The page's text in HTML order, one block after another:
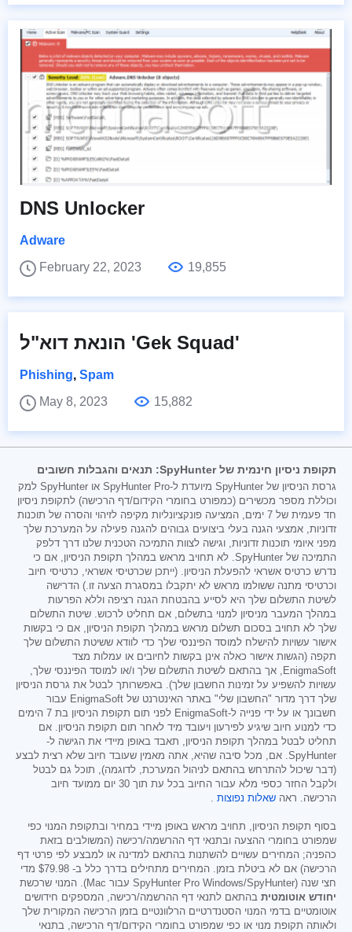
DNS Unlocker
Adware
February 22, 2023
19,855
הונאת דוא"ל 'Gek Squad'
Phishing, Spam
May 8, 2023
15,882
תקופת ניסיון חינמית של SpyHunter: תנאים והגבלות חשובים
גרסת הניסיון של SpyHunter מיועדת ל-SpyHunter Pro או SpyHunter למק
וכוללת מספר מכשירים (כמפורט בחומרי הקידום/דף הרכישה) לתקופת ניסיון
חד פעמית של 7 ימים, המציעה פונקציונליות מקיפה לזיהוי והסרה של תוכנות
זדוניות, אמצעי הגנה בעלי ביצועים גבוהים להגנה פעילה על המערכת שלך
מפני איומי תוכנות זדוניות, וגישה לצוות התמיכה הטכנית שלנו דרך דלפק
התמיכה של SpyHunter. לא תחויב מראש במהלך תקופת הניסיון, אם כי
נדרש כרטיס אשראי להפעלת הניסיון. (ייתכן שכרטיסי אשראי, כרטיסי חיוב
וכרטיסי מתנה ששולמו מראש לא יתקבלו במסגרת הצעה זו.) הדרישה
לשיטת התשלום שלך היא לסייע בהבטחת הגנה רציפה וללא הפרעות
במהלך המעבר מניסיון למנוי בתשלום, אם תחליט לרכוש. שיטת התשלום
שלך לא תחויב בסכום תשלום מראש במהלך תקופת הניסיון, אם כי בקשות
אישור עשויות להישלח למוסד הפיננסי שלך כדי לוודא ששיטת התשלום שלך
תקפה (הגשות אישור כאלה אינן בקשות לחיובים או עמלות מצד
EnigmaSoft, אך בהתאם לשיטת התשלום שלך ו/או למוסד הפיננסי שלך,
עשויות להשפיע על זמינות החשבון שלך). באפשרותך לבטל את גרסת הניסיון
שלך דרך מדור "החשבון שלי" באתר האינטרנט של EnigmaSoft עבור
חשבונך או על ידי פנייה ל-EnigmaSoft לפני תום תקופת הניסיון בת 7 הימים
כדי למנוע חיוב שיגיע לפירעון ויעובד מיד לאחר תום תקופת הניסיון. אם
תחליט לבטל במהלך תקופת הניסיון, תאבד באופן מיידי את הגישה ל-
SpyHunter. אם, מכל סיבה שהיא, אתה מאמין שעובד חיוב שלא רצית לבצע
(דבר שיכול להתרחש בהתאם לניהול המערכת, לדוגמה), תוכל גם לבטל
ולקבל החזר כספי מלא עבור החיוב בכל עת תוך 30 יום ממועד חיוב
הרכישה. ראה שאלות נפוצות
בסוף תקופת הניסיון, תחויב מראש באופן מיידי במחיר ובתקופת המנוי כפי
שמפורט בחומרי ההצעה ובתנאי דף ההרשמה/רכישה (המשולבים בזאת
כהפניה; המחירים עשויים להשתנות בהתאם למדינה או למבצע לפי פרטי דף
הרכישה) אם לא ביטלת בזמן. המחירים מתחילים בדרך כלל ב- $79.98 מדי
חצי שנה (SpyHunter Pro Windows/SpyHunter עבור Mac). המנוי שרכשת
יחודש אוטומטית בהתאם לתנאי דף ההרשמה/רכישה, המספקים חידושים
אוטומטיים בדמי המנוי הסטנדרטיים הרלוונטיים בזמן הרכישה המקורית שלך
ולאותה תקופת מנוי או כפי שמפורט בחומרי הקידום/דף הרכישה, בתנאי